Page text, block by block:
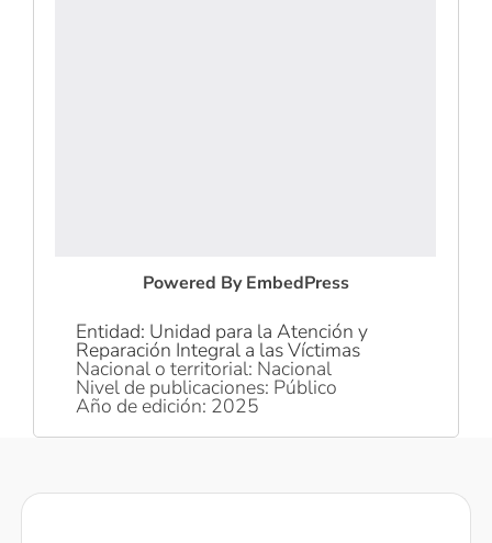
Powered By EmbedPress
Entidad: Unidad para la Atención y
Reparación Integral a las Víctimas
Nacional o territorial: Nacional
Nivel de publicaciones: Público
Año de edición: 2025